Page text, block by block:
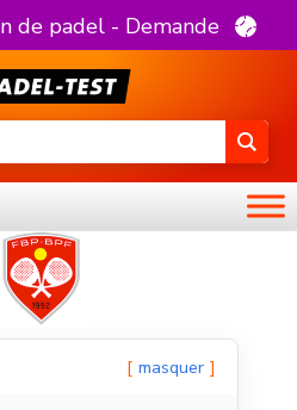
de padel - Demande
masquer